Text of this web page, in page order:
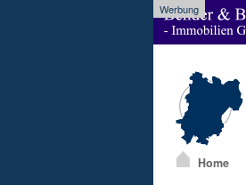
Werbung
Home